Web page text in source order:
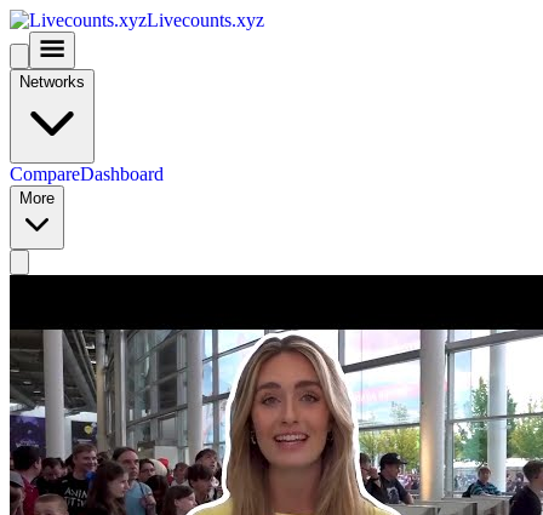
Livecounts.xyz
Networks
CompareDashboard
More